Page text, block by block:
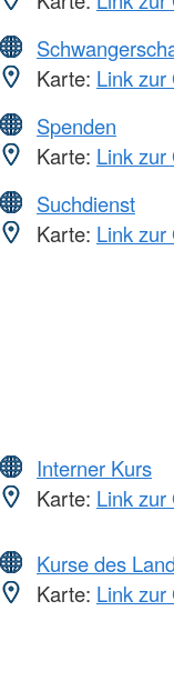
Karte: Link zur
Spenden
Karte: Link zur
Suchdienst
Karte: Link zur
Interner Kurs
Karte: Link zur
Kurse des
Karte: Link zur